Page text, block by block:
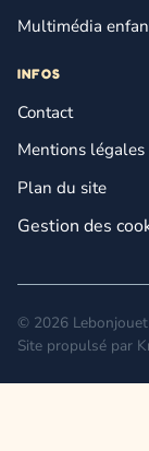
Multimédia
INFOS
Contact
Mentions légales
Plan du site
Gestion des
© 2026
Site propulsé par